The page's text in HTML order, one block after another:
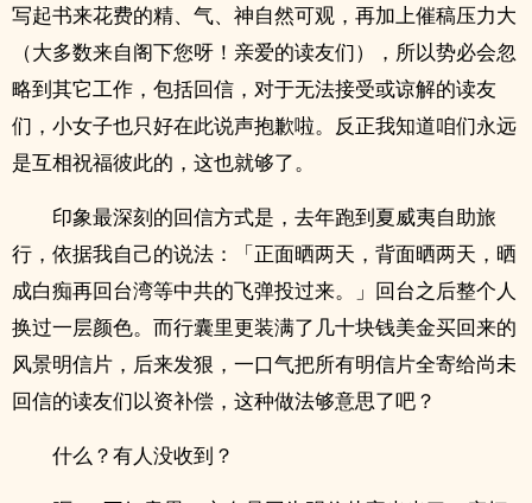
写起书来花费的精、气、神自然可观，再加上催稿压力大
（大多数来自阁下您呀！亲爱的读友们），所以势必会忽
略到其它工作，包括回信，对于无法接受或谅解的读友
们，小女子也只好在此说声抱歉啦。反正我知道咱们永远
是互相祝福彼此的，这也就够了。
印象最深刻的回信方式是，去年跑到夏威夷自助旅
行，依据我自己的说法：「正面晒两天，背面晒两天，晒
成白痴再回台湾等中共的飞弹投过来。」回台之后整个人
换过一层颜色。而行囊里更装满了几十块钱美金买回来的
风景明信片，后来发狠，一口气把所有明信片全寄给尚未
回信的读友们以资补偿，这种做法够意思了吧？
什么？有人没收到？